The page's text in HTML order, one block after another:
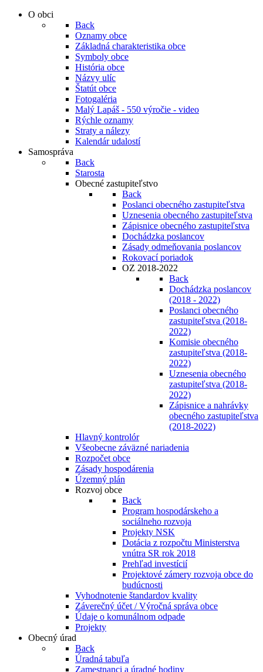
O obci
Back
Oznamy obce
Základná charakteristika obce
Symboly obce
História obce
Názvy ulíc
Štatút obce
Fotogaléria
Malý Lapáš - 550 výročie - video
Rýchle oznamy
Straty a nálezy
Kalendár udalostí
Samospráva
Back
Starosta
Obecné zastupiteľstvo
Back
Poslanci obecného zastupiteľstva
Uznesenia obecného zastupiteľstva
Zápisnice obecného zastupiteľstva
Dochádzka poslancov
Zásady odmeňovania poslancov
Rokovací poriadok
OZ 2018-2022
Back
Dochádzka poslancov
(2018 - 2022)
Poslanci obecného
zastupiteľstva (2018-
2022)
Komisie obecného
zastupiteľstva (2018-
2022)
Uznesenia obecného
zastupiteľstva (2018-
2022)
Zápisnice a nahrávky
obecného zastupiteľstva
(2018-2022)
Hlavný kontrolór
Všeobecne záväzné nariadenia
Rozpočet obce
Zásady hospodárenia
Územný plán
Rozvoj obce
Back
Program hospodárskeho a
sociálneho rozvoja
Projekty NSK
Dotácia z rozpočtu Ministerstva
vnútra SR rok 2018
Prehľad investícií
Projektové zámery rozvoja obce do
budúcnosti
Vyhodnotenie štandardov kvality
Záverečný účet / Výročná správa obce
Údaje o komunálnom odpade
Projekty
Obecný úrad
Back
Úradná tabuľa
Zamestnanci a úradné hodiny